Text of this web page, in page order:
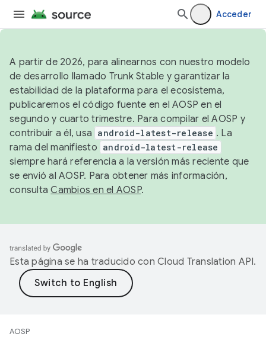
Acceder
A partir de 2026, para alinearnos con nuestro modelo
de desarrollo llamado Trunk Stable y garantizar la
estabilidad de la plataforma para el ecosistema,
publicaremos el código fuente en el AOSP en el
segundo y cuarto trimestre. Para compilar el AOSP y
contribuir a él, usa android-latest-release . La
rama del manifiesto android-latest-release
siempre hará referencia a la versión más reciente que
se envió al AOSP. Para obtener más información,
consultaCambios en el AOSP.
Esta página se ha traducido con Cloud Translation API.
AOSP